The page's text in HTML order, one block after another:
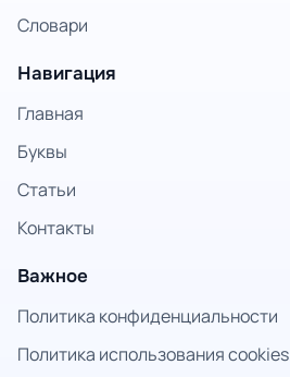
Словари
Навигация
Главная
Буквы
Статьи
Контакты
Важное
Политика конфиденциальности
Политика использования cookies